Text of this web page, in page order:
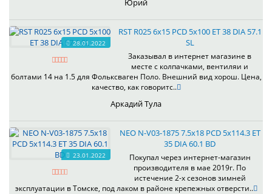
Юрий
28.01.2022
RST R025 6x15 PCD 5x100 ET 38 DIA 57.1
SL
Заказывал в интернет магазине в
месте с колпачками, вентиляи и
болтами 14 на 1.5 для Фольксваген Поло. Внешний вид хорош. Цена,
качество, как говоритс..
Аркадий Тула
23.01.2022
NEO N-V03-1875 7.5x18 PCD 5x114.3 ET
35 DIA 60.1 BD
Покупал через интернет-магазин
производителя в мае 2019г. По
истечение 2-х сезонов зимней
эксплуатации в Томске, под лаком в районе крепежных отверсти..